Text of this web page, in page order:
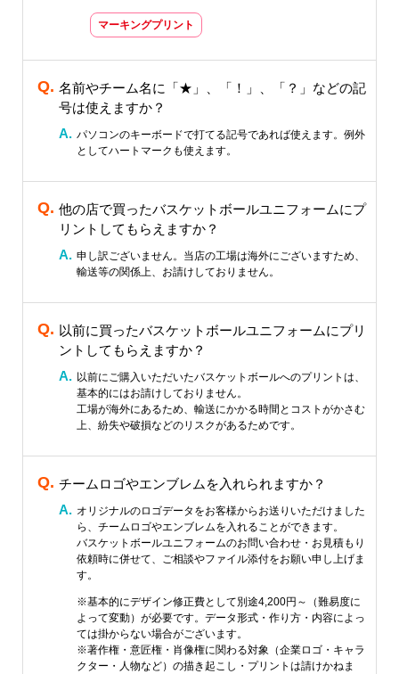
マーキングプリント
名前やチーム名に「★」、「！」、「？」などの記
号は使えますか？
パソコンのキーボードで打てる記号であれば使えます。例外
としてハートマークも使えます。
他の店で買ったバスケットボールユニフォームにプ
リントしてもらえますか？
申し訳ございません。当店の工場は海外にございますため、
輸送等の関係上、お請けしておりません。
以前に買ったバスケットボールユニフォームにプリ
ントしてもらえますか？
以前にご購入いただいたバスケットボールへのプリントは、
基本的にはお請けしておりません。
工場が海外にあるため、輸送にかかる時間とコストがかさむ
上、紛失や破損などのリスクがあるためです。
チームロゴやエンブレムを入れられますか？
オリジナルのロゴデータをお客様からお送りいただけました
ら、チームロゴやエンブレムを入れることができます。
バスケットボールユニフォームのお問い合わせ・お見積もり
依頼時に併せて、ご相談やファイル添付をお願い申し上げま
す。
※基本的にデザイン修正費として別途4,200円～（難易度に
よって変動）が必要です。データ形式・作り方・内容によっ
ては掛からない場合がございます。
※著作権・意匠権・肖像権に関わる対象（企業ロゴ・キャラ
クター・人物など）の描き起こし・プリントは請けかねま